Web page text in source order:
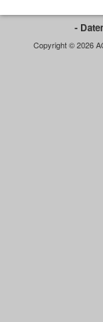
-
Copyright © 2026